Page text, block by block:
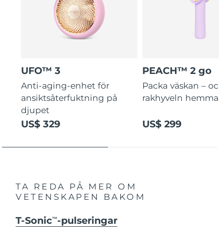
UFO™ 3
Anti-aging-enhet för
ansiktsåterfuktning på
djupet
US$ 329
PEACH™ 2 go
Packa väskan –
rakhyveln
US$ 299
TA REDA PÅ MER OM
VETENSKAPEN BAKOM
T-SonicTM -pulseringar